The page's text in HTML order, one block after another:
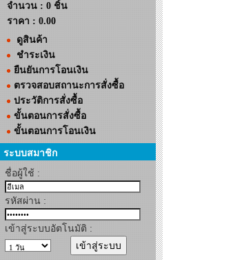
จำนวน : 0 ชิ้น
ราคา : 0.00
ดูสินค้า
ชำระเงิน
ยืนยันการโอนเงิน
ตรวจสอบสถานะการสั่งซื้อ
ประวัติการสั่งซื้อ
ขั้นตอนการสั่งซื้อ
ขั้นตอนการโอนเงิน
ระบบสมาชิก
ชื่อผู้ใช้ :
รหัสผ่าน :
เข้าสู่ระบบอัตโนมัติ :